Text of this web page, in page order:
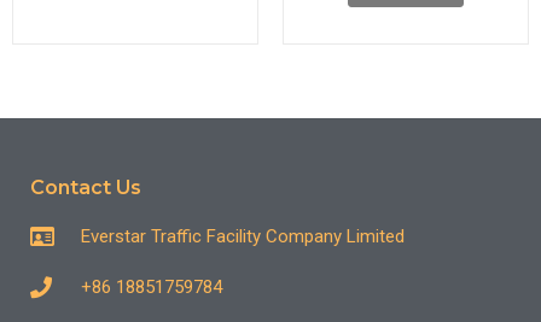
Contact Us
Everstar Traffic Facility Company Limited
+86 18851759784